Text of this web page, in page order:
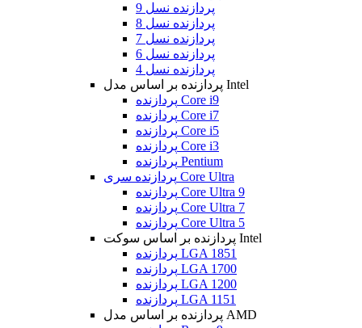
پردازنده نسل 9
پردازنده نسل 8
پردازنده نسل 7
پردازنده نسل 6
پردازنده نسل 4
پردازنده بر اساس مدل Intel
پردازنده Core i9
پردازنده Core i7
پردازنده Core i5
پردازنده Core i3
پردازنده Pentium
پردازنده سری Core Ultra
پردازنده Core Ultra 9
پردازنده Core Ultra 7
پردازنده Core Ultra 5
پردازنده بر اساس سوکت Intel
پردازنده LGA 1851
پردازنده LGA 1700
پردازنده LGA 1200
پردازنده LGA 1151
پردازنده بر اساس مدل AMD